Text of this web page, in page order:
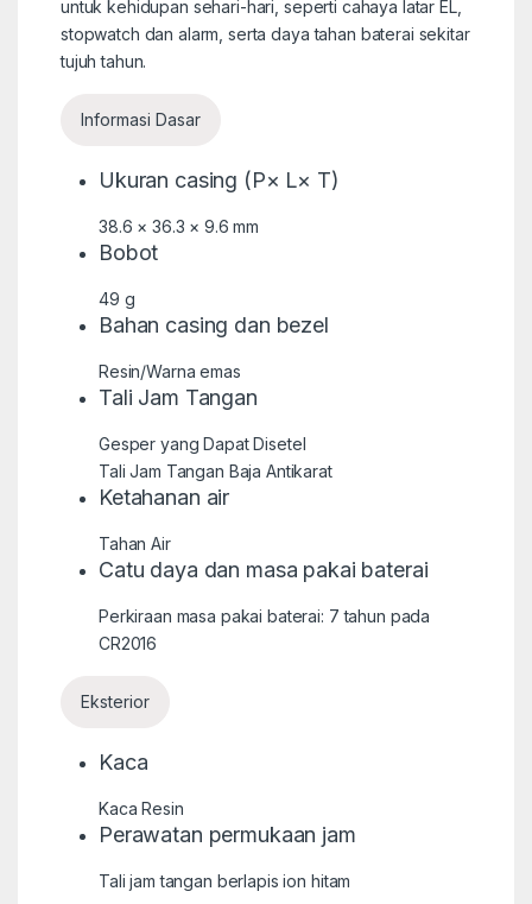
untuk kehidupan sehari-hari, seperti cahaya latar EL,
stopwatch dan alarm, serta daya tahan baterai sekitar
tujuh tahun.
Informasi Dasar
Ukuran casing (P× L× T)
38.6 × 36.3 × 9.6 mm
Bobot
49 g
Bahan casing dan bezel
Resin/Warna emas
Tali Jam Tangan
Gesper yang Dapat Disetel
Tali Jam Tangan Baja Antikarat
Ketahanan air
Tahan Air
Catu daya dan masa pakai baterai
Perkiraan masa pakai baterai: 7 tahun pada
CR2016
Eksterior
Kaca
Kaca Resin
Perawatan permukaan jam
Tali jam tangan berlapis ion hitam